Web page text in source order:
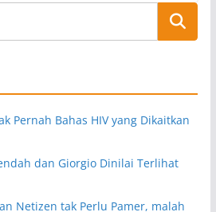
Pernah Bahas HIV yang Dikaitkan
dan Giorgio Dinilai Terlihat
Netizen tak Perlu Pamer, malah